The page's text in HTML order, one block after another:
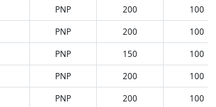
PNP 200
100
PNP 200
100
PNP 150
100
PNP 200
100
PNP 200
100